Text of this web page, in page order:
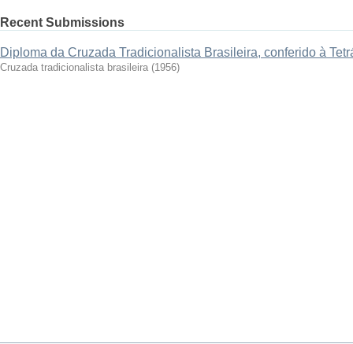
Recent Submissions
Diploma da Cruzada Tradicionalista Brasileira, conferido à
Cruzada tradicionalista brasileira (1956)